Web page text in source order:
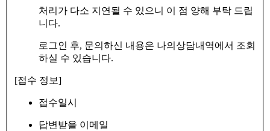
처리가 다소 지연될 수 있으니 이 점 양해 부탁 드립
니다.
로그인 후, 문의하신 내용은 나의상담내역에서 조회
하실 수 있습니다.
[접수 정보]
접수일시
답변받을 이메일